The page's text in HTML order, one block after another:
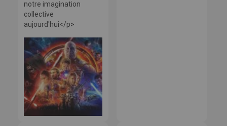
notre imagination
collective
aujourd'hui</p>